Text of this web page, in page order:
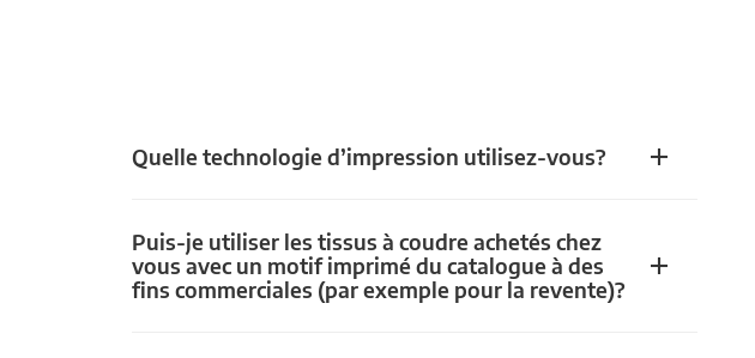
Quelle technologie d’impression utilisez-vous?
Puis-je utiliser les tissus à coudre achetés chez
vous avec un motif imprimé du catalogue à des
fins commerciales (par exemple pour la revente)?